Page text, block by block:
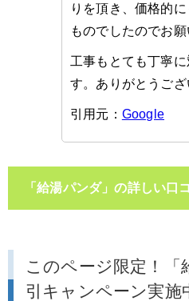
りを頂き、価格的
ものでしたのでお願
工事もとても丁寧
す。ありがとうござ
引用元： Google
「給湯パンダ」の詳しい口
このページ限定！「
引キャンペーン実施